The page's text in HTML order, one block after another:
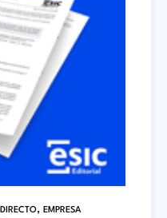
DIRECTO, EMPRESA